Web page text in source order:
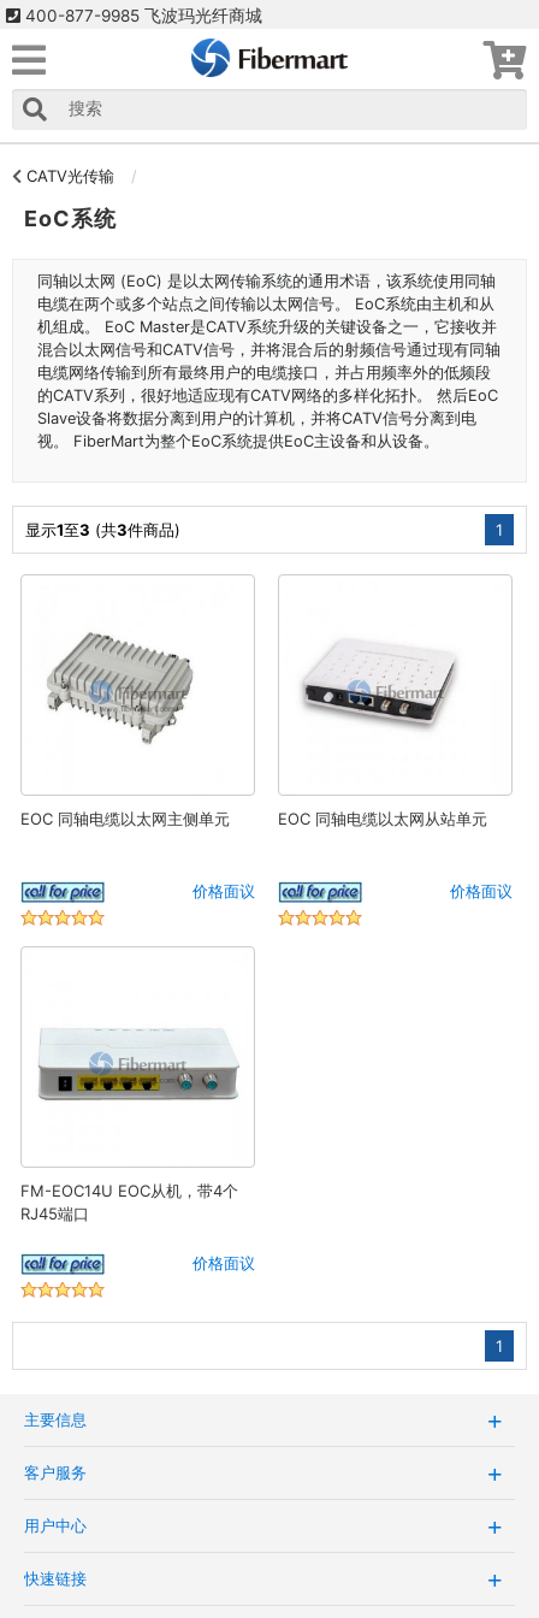
400-877-9985 飞波玛光纤商城
CATV光传输
EoC系统
同轴以太网 (EoC) 是以太网传输系统的通用术语，该系统使用同轴
电缆在两个或多个站点之间传输以太网信号。 EoC系统由主机和从
机组成。 EoC Master是CATV系统升级的关键设备之一，它接收并
混合以太网信号和CATV信号，并将混合后的射频信号通过现有同轴
电缆网络传输到所有最终用户的电缆接口，并占用频率外的低频段
的CATV系列，很好地适应现有CATV网络的多样化拓扑。 然后EoC
Slave设备将数据分离到用户的计算机，并将CATV信号分离到电
视。 FiberMart为整个EoC系统提供EoC主设备和从设备。
1
显示1至3 (共3件商品)
EOC 同轴电缆以太网主侧单元
价格面议
EOC 同轴电缆以太网从站单元
价格面议
FM-EOC14U EOC从机，带4个
RJ45端口
价格面议
1
主要信息
客户服务
用户中心
快速链接